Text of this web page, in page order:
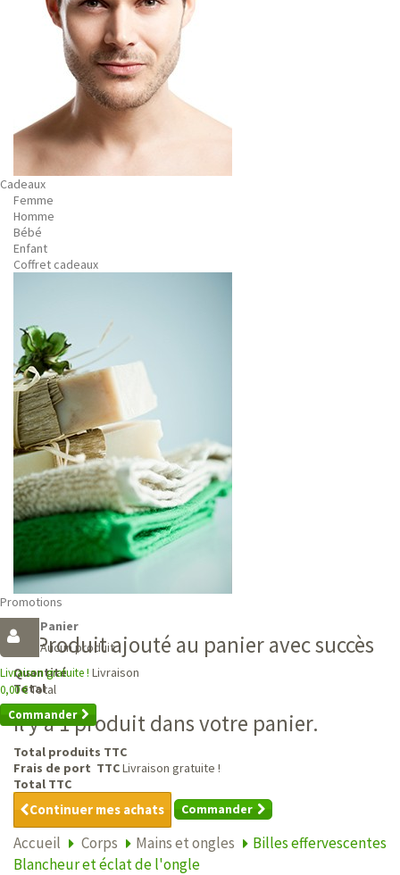
Cadeaux
Femme
Homme
Bébé
Enfant
Coffret cadeaux
Promotions
Panier
Aucun produit
Livraison gratuite ! Livraison
0,00 €Total
Commander
Produit ajouté au panier avec succès
Quantité
Total
Il y a 1 produit dans votre panier.
Total produits TTC
Frais de port TTCLivraison gratuite !
Total TTC
Continuer mes achats Commander
Accueil Corps Mains et ongles
Billes effervescentes
Blancheur et éclat de l'ongle